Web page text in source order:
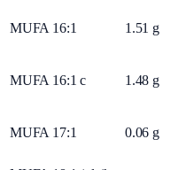
MUFA 16:1 1.51 g
MUFA 16:1 c 1.48 g
MUFA 17:1 0.06 g